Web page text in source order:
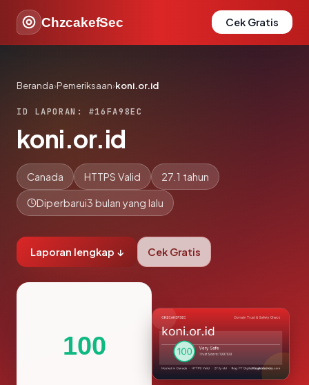
ChzcakefSec Cek Gratis
Beranda›Pemeriksaan›koni.or.id
ID LAPORAN: #16FA98EC
koni.or.id
Canada HTTPS Valid 27.1 tahun
Diperbarui3 bulan yang lalu
Laporan lengkap ↓ Cek Gratis
100